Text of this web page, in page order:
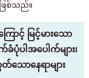
ြစ်သည်။
ောင့် မြင့်မားသော
ခံပုံပါအပေါက်များ၊
တ်သောနေရာများ